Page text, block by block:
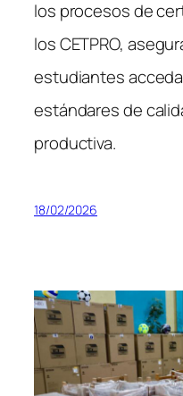
los procesos de
los CETPRO,
estudiantes
estándares de
productiva.
18/02/2026